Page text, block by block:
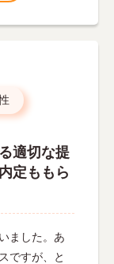
適切な提
定ももら
ました。あ
ですが、と